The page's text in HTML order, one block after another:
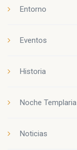
Entorno
Eventos
Historia
Noche Templaria
Noticias